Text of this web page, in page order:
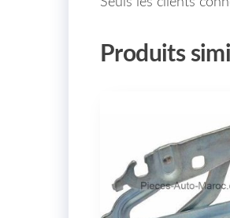
Produits